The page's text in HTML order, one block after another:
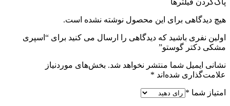
پاک‌کردن فیلترها
هیچ دیدگاهی برای این محصول نوشته نشده است.
اولین نفری باشید که دیدگاهی را ارسال می کنید برای “اسپری
مشکی دکتر گوستو”
نشانی ایمیل شما منتشر نخواهد شد. بخش‌های موردنیاز
علامت‌گذاری شده‌اند *
امتیاز شما *